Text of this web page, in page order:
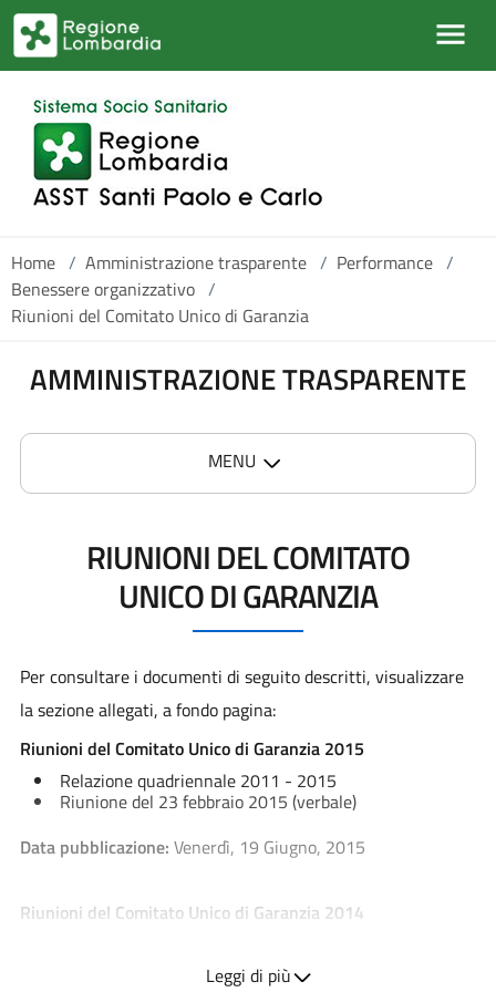
Salta al contenuto principale
Home / Amministrazione trasparente / Performance /
Benessere organizzativo /
Riunioni del Comitato Unico di Garanzia
AMMINISTRAZIONE TRASPARENTE
MENU
RIUNIONI DEL COMITATO
UNICO DI GARANZIA
Per consultare i documenti di seguito descritti, visualizzare
la sezione allegati, a fondo pagina:
Riunioni del Comitato Unico di Garanzia 2015
Relazione quadriennale 2011 - 2015
Riunione del 23 febbraio 2015 (verbale)
Data pubblicazione: Venerdì, 19 Giugno, 2015
Riunioni del Comitato Unico di Garanzia 2014
Riunione del 15 settembre 2014 (verbale)
Riunione del 25 giugno 2014 (verbale)
Leggi di più